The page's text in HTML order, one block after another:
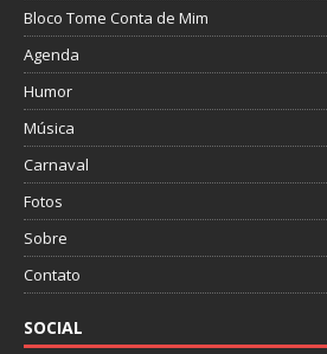
Bloco Tome Conta de Mim
Agenda
Humor
Música
Carnaval
Fotos
Sobre
Contato
SOCIAL